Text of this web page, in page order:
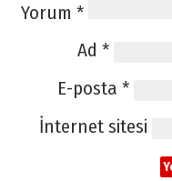
Yorum *
Ad *
E-posta *
İnternet sitesi